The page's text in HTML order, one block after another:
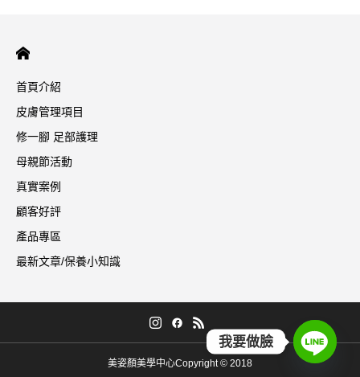
首頁介紹
皮膚管理項目
修一腳 足部護理
母親節活動
真實案例
顧客好評
產品專區
最新文章/保養小知識
美姿顏美學中心Copyright © 2018
我要做臉